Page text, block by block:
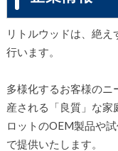
リトルウッドは、絶
行います。
多様化するお客様のニ
産される「良質」な家
ロットのOEM製品や
で提供いたします。